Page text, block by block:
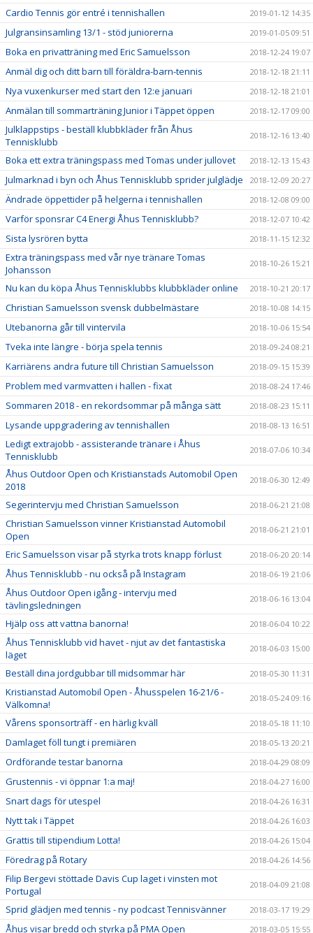
Cardio Tennis gör entré i tennishallen 2019-01-12 14:35
Julgransinsamling 13/1 - stöd juniorerna 2019-01-05 09:51
Boka en privatträning med Eric Samuelsson 2018-12-24 19:07
Anmäl dig och ditt barn till föräldra-barn-tennis 2018-12-18 21:11
Nya vuxenkurser med start den 12:e januari 2018-12-18 21:01
Anmälan till sommarträning Junior i Täppet öppen 2018-12-17 09:00
Julklappstips - beställ klubbkläder från Åhus
Tennisklubb
2018-12-16 13:40
Boka ett extra träningspass med Tomas under jullovet 2018-12-13 15:43
Julmarknad i byn och Åhus Tennisklubb sprider julglädje 2018-12-09 20:27
Ändrade öppettider på helgerna i tennishallen 2018-12-08 09:00
Varför sponsrar C4 Energi Åhus Tennisklubb? 2018-12-07 10:42
Sista lysrören bytta 2018-11-15 12:32
Extra träningspass med vår nye tränare Tomas
Johansson
2018-10-26 15:21
Nu kan du köpa Åhus Tennisklubbs klubbkläder online 2018-10-21 20:17
Christian Samuelsson svensk dubbelmästare 2018-10-08 14:15
Utebanorna går till vintervila 2018-10-06 15:54
Tveka inte längre - börja spela tennis 2018-09-24 08:21
Karriärens andra future till Christian Samuelsson 2018-09-15 15:39
Problem med varmvatten i hallen - fixat 2018-08-24 17:46
Sommaren 2018 - en rekordsommar på många sätt 2018-08-23 15:11
Lysande uppgradering av tennishallen 2018-08-13 16:51
Ledigt extrajobb - assisterande tränare i Åhus
Tennisklubb
2018-07-06 10:34
Åhus Outdoor Open och Kristianstads Automobil Open
2018
2018-06-30 12:49
Segerintervju med Christian Samuelsson 2018-06-21 21:08
Christian Samuelsson vinner Kristianstad Automobil
Open
2018-06-21 21:01
Eric Samuelsson visar på styrka trots knapp förlust 2018-06-20 20:14
Åhus Tennisklubb - nu också på Instagram 2018-06-19 21:06
Åhus Outdoor Open igång - intervju med
tävlingsledningen
2018-06-16 13:04
Hjälp oss att vattna banorna! 2018-06-04 10:22
Åhus Tennisklubb vid havet - njut av det fantastiska
läget
2018-06-03 15:00
Beställ dina jordgubbar till midsommar här 2018-05-30 11:31
Kristianstad Automobil Open - Åhusspelen 16-21/6 -
Välkomna!
2018-05-24 09:16
Vårens sponsorträff - en härlig kväll 2018-05-18 11:10
Damlaget föll tungt i premiären 2018-05-13 20:21
Ordförande testar banorna 2018-04-29 08:09
Grustennis - vi öppnar 1:a maj! 2018-04-27 16:00
Snart dags för utespel 2018-04-26 16:31
Nytt tak i Täppet 2018-04-26 16:03
Grattis till stipendium Lotta! 2018-04-26 15:04
Föredrag på Rotary 2018-04-26 14:56
Filip Bergevi stöttade Davis Cup laget i vinsten mot
Portugal
2018-04-09 21:08
Sprid glädjen med tennis - ny podcast Tennisvänner 2018-03-17 19:29
Åhus visar bredd och styrka på PMA Open 2018-03-05 15:55